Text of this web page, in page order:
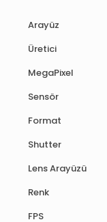
Arayüz
Üretici
MegaPixel
Sensör
Format
Shutter
Lens Arayüzü
Renk
FPS